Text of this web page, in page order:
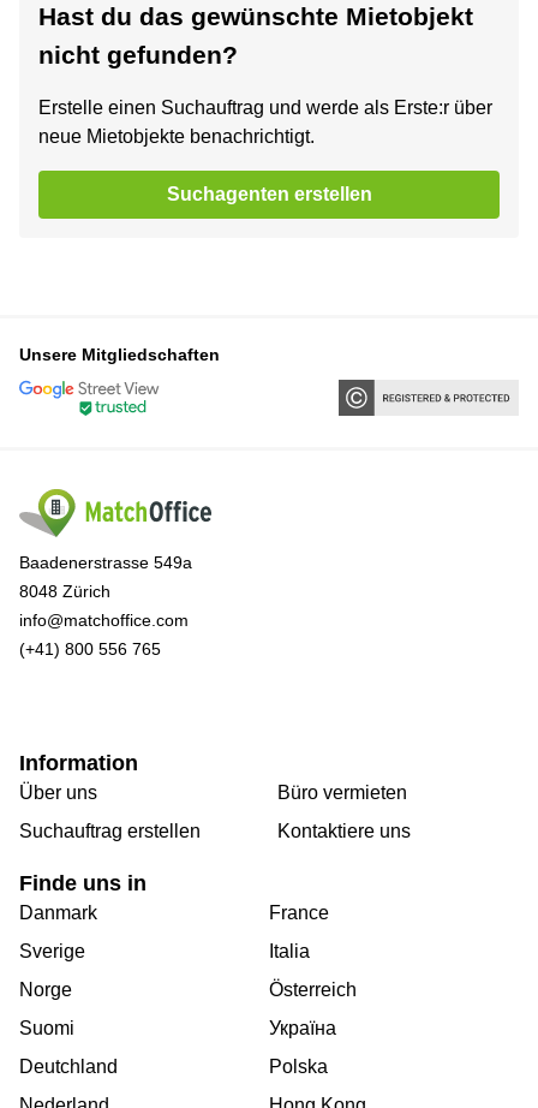
Hast du das gewünschte Mietobjekt
nicht gefunden?
Erstelle einen Suchauftrag und werde als Erste:r über
neue Mietobjekte benachrichtigt.
Suchagenten erstellen
Unsere Mitgliedschaften
Baadenerstrasse 549a
8048 Zürich
info@matchoffice.com
(+41) 800 556 765
Information
Über uns
Suchauftrag erstellen
Büro vermieten
Kontaktiere uns
Finde uns in
Danmark
Sverige
Norge
Suomi
Deutchland
France
Italia
Österreich
Україна
Polska